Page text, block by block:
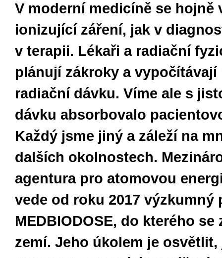
V moderní medicíně se hojně
ionizující záření, jak v
v terapii. Lékaři a radiační
plánují zákroky a
radiační dávku. Víme ale s
dávku absorbovalo
Každý jsme jiný a záleží na
dalších okolnostech.
agentura pro atomovou
vede od roku 2017 výzkumný
MEDBIODOSE, do kterého se
zemí. Jeho úkolem je osvětlit,